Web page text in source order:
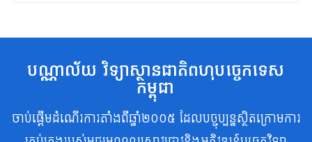
បណ្ណាល័យ វិទ្យាស្ថានជាតិពហុបច្ចេកទេស
កម្ពុជា
ចាប់ផ្តើមដំណើរការតាំងពីឆ្នាំ២០០៥ ដែលបច្ចុប្បន្នស្ថិតក្រោមការ